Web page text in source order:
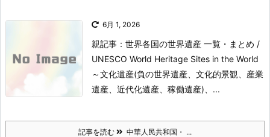
6月 1, 2026
親記事：世界各国の世界遺産 一覧・まとめ /
UNESCO World Heritage Sites in the World
～文化遺産(負の世界遺産、文化的景観、産業
遺産、近代化遺産、稼働遺産)、...
記事を読む 中華人民共和国・ ...